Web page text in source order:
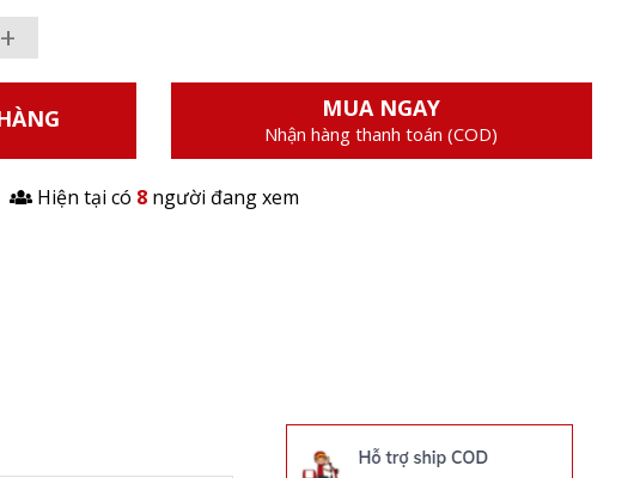
+
MUA NGAY
Nhận hàng thanh toán (COD)
Hiện tại có 8 người đang xem